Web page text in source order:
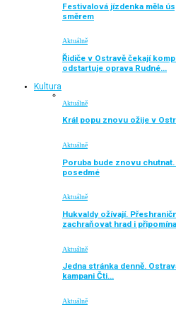
Festivalová jízdenka měla
směrem
Aktuálně
Řidiče v Ostravě čekají
odstartuje oprava Rudné…
Kultura
Aktuálně
Král popu znovu ožije v
Aktuálně
Poruba bude znovu
posedmé
Aktuálně
Hukvaldy ožívají.
zachraňovat hrad i
Aktuálně
Jedna stránka denně.
kampani Čti…
Aktuálně